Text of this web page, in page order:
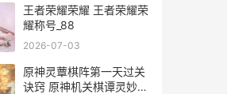
王者荣耀荣耀 王者荣耀荣
耀称号_88
2026-07-03
原神灵蕈棋阵第一天过关
诀窍 原神机关棋谭灵妙之